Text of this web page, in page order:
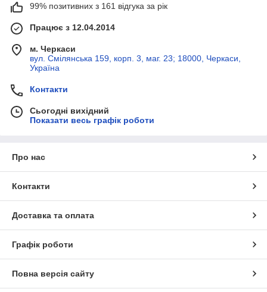
99% позитивних з 161 відгука за рік
Працює з 12.04.2014
м. Черкаси
вул. Смілянська 159, корп. 3, маг. 23; 18000, Черкаси,
Україна
Контакти
Сьогодні вихідний
Показати весь графік роботи
Про нас
Контакти
Доставка та оплата
Графік роботи
Повна версія сайту